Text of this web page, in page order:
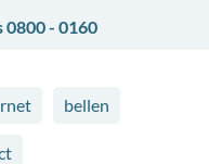
0800 - 0160
bellen